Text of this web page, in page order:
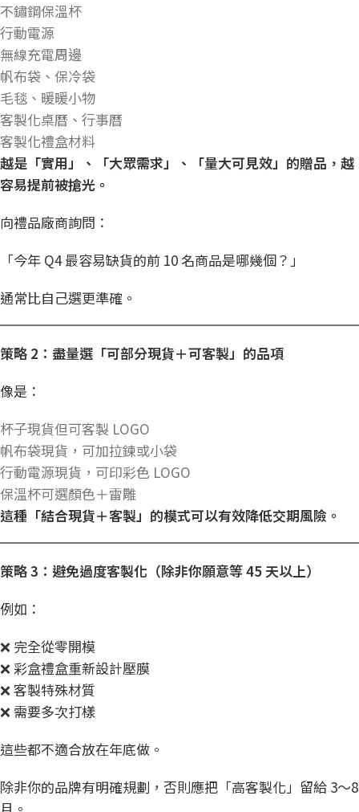
不鏽鋼保溫杯
行動電源
無線充電周邊
帆布袋、保冷袋
毛毯、暖暖小物
客製化桌曆、行事曆
客製化禮盒材料
越是「實用」、「大眾需求」、「量大可見效」的贈品，越
容易提前被搶光。
向禮品廠商詢問：
「今年 Q4 最容易缺貨的前 10 名商品是哪幾個？」
通常比自己選更準確。
策略 2 ：盡量選「可部分現貨＋可客製」的品項
像是：
杯子現貨但可客製 LOGO
帆布袋現貨，可加拉鍊或小袋
行動電源現貨，可印彩色 LOGO
保溫杯可選顏色＋雷雕
這種「結合現貨＋客製」的模式可以有效降低交期風險。
策略 3 ：避免過度客製化（除非你願意等 45 天以上）
例如：
❌ 完全從零開模
❌ 彩盒禮盒重新設計壓膜
❌ 客製特殊材質
❌ 需要多次打樣
這些都不適合放在年底做。
除非你的品牌有明確規劃，否則應把「高客製化」留給 3～8